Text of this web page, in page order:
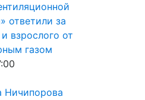
ответили за
взрослого от
газом
Ничипорова